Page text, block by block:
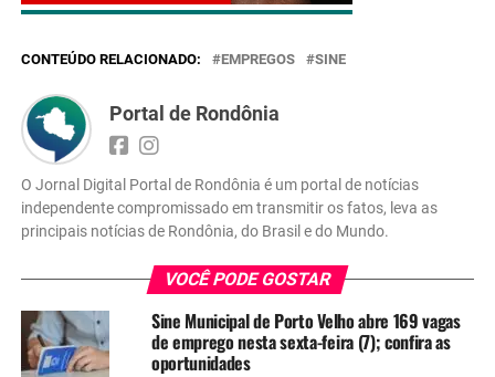
CONTEÚDO RELACIONADO: EMPREGOS SINE
Portal de Rondônia
O Jornal Digital Portal de Rondônia é um portal de notícias
independente compromissado em transmitir os fatos, leva as
principais notícias de Rondônia, do Brasil e do Mundo.
VOCÊ PODE GOSTAR
Sine Municipal de Porto Velho abre 169 vagas
de emprego nesta sexta-feira (7); confira as
oportunidades